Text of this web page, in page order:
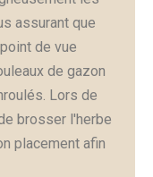
assurant que
de vue
de gazon
Lors de
brosser l'herbe
placement afin